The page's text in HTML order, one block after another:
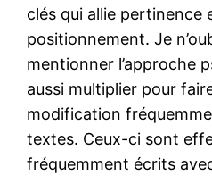
clés qui allie pertinence
positionnement. Je
mentionner l’approche
aussi multiplier pour
modification
textes. Ceux-ci sont
fréquemment écrits